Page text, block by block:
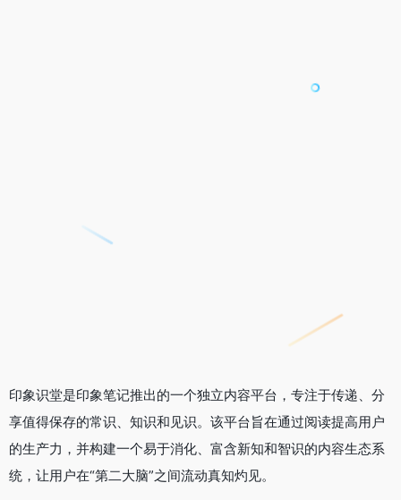
印象识堂是印象笔记推出的一个独立内容平台，专注于传递、分
享值得保存的常识、知识和见识。该平台旨在通过阅读提高用户
的生产力，并构建一个易于消化、富含新知和智识的内容生态系
统，让用户在“第二大脑”之间流动真知灼见。